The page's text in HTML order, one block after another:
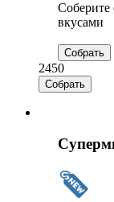
вкусами
2450